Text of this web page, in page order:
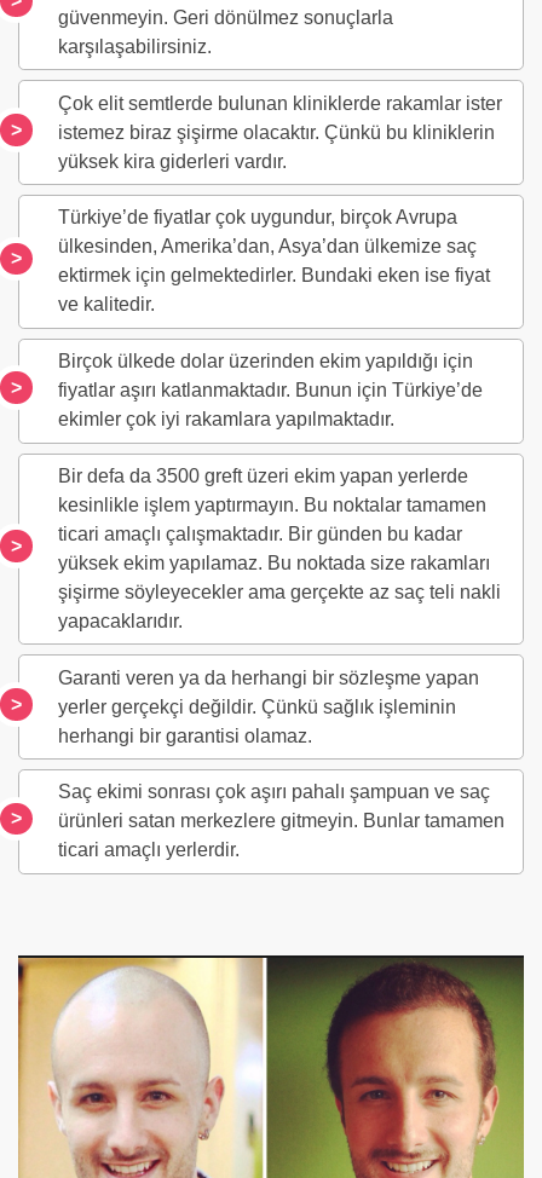
güvenmeyin. Geri dönülmez sonuçlarla
karşılaşabilirsiniz.
Çok elit semtlerde bulunan kliniklerde rakamlar ister
istemez biraz şişirme olacaktır. Çünkü bu kliniklerin
yüksek kira giderleri vardır.
Türkiye’de fiyatlar çok uygundur, birçok Avrupa
ülkesinden, Amerika’dan, Asya’dan ülkemize saç
ektirmek için gelmektedirler. Bundaki eken ise fiyat
ve kalitedir.
Birçok ülkede dolar üzerinden ekim yapıldığı için
fiyatlar aşırı katlanmaktadır. Bunun için Türkiye’de
ekimler çok iyi rakamlara yapılmaktadır.
Bir defa da 3500 greft üzeri ekim yapan yerlerde
kesinlikle işlem yaptırmayın. Bu noktalar tamamen
ticari amaçlı çalışmaktadır. Bir günden bu kadar
yüksek ekim yapılamaz. Bu noktada size rakamları
şişirme söyleyecekler ama gerçekte az saç teli nakli
yapacaklarıdır.
Garanti veren ya da herhangi bir sözleşme yapan
yerler gerçekçi değildir. Çünkü sağlık işleminin
herhangi bir garantisi olamaz.
Saç ekimi sonrası çok aşırı pahalı şampuan ve saç
ürünleri satan merkezlere gitmeyin. Bunlar tamamen
ticari amaçlı yerlerdir.